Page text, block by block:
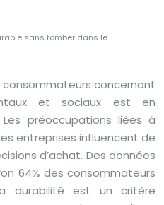
sans tomber dans le
concernant
et sociaux est en
préoccupations liées à
entreprises influencent de
d’achat. Des données
64% des consommateurs
durabilité est un critère